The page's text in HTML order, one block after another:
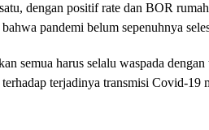
dengan positif rate dan BOR
pandemi belum sepenuhnya
semua harus selalu waspada
terjadinya transmisi Covid-19